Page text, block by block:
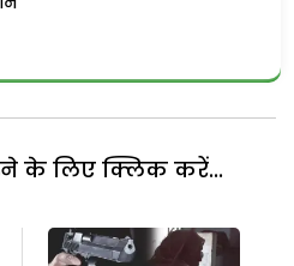
के लिए क्लिक करें...